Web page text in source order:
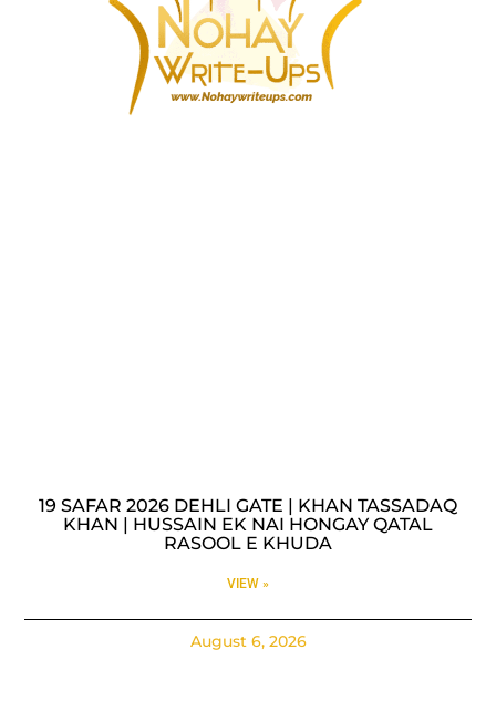
19 SAFAR 2026 DEHLI GATE | KHAN TASSADAQ
KHAN | HUSSAIN EK NAI HONGAY QATAL
RASOOL E KHUDA
VIEW »
August 6, 2026